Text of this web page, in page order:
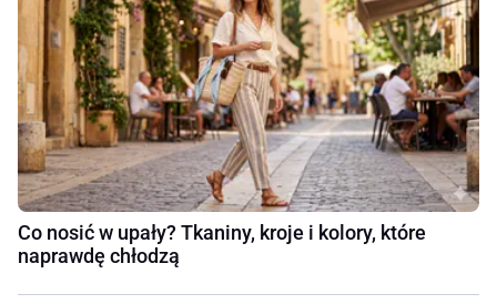
Co nosić w upały? Tkaniny, kroje i kolory, które
naprawdę chłodzą